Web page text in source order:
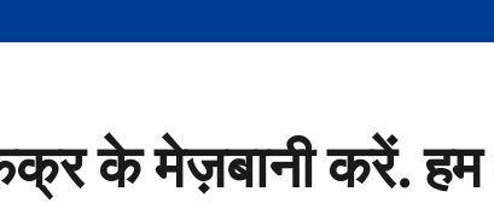
के मेज़बानी करें.